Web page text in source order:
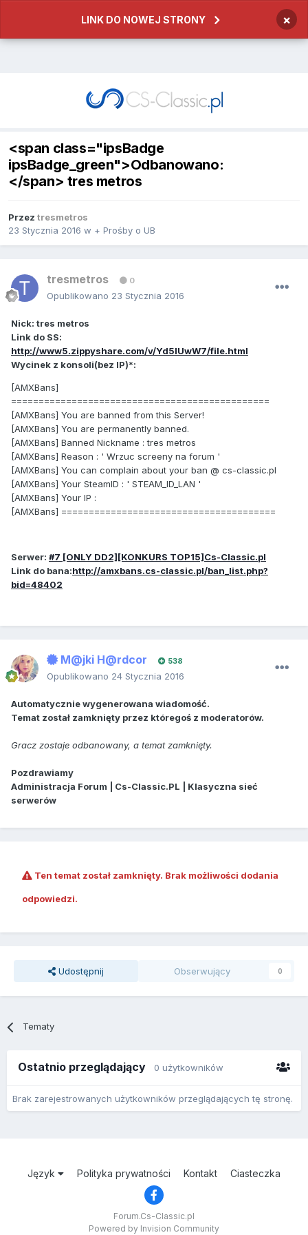
LINK DO NOWEJ STRONY ×
<span class="ipsBadge
ipsBadge_green">Odbanowano:
</span> tres metros
Przez tresmetros
23 Stycznia 2016 w + Prośby o UB
tresmetros 0
Opublikowano 23 Stycznia 2016
Nick: tres metros
Link do SS:
http://www5.zippyshare.com/v/Yd5lUwW7/file.html
Wycinek z konsoli(bez IP)*:
[AMXBans]
===============================================
[AMXBans] You are banned from this Server!
[AMXBans] You are permanently banned.
[AMXBans] Banned Nickname : tres metros
[AMXBans] Reason : ' Wrzuc screeny na forum '
[AMXBans] You can complain about your ban @ cs-classic.pl
[AMXBans] Your SteamID : ' STEAM_ID_LAN '
[AMXBans] Your IP :
[AMXBans] =======================================
Serwer: #7 [ONLY DD2][KONKURS TOP15]Cs-Classic.pl
Link do bana:http://amxbans.cs-classic.pl/ban_list.php?
bid=48402
M@jki H@rdcor 538
Opublikowano 24 Stycznia 2016
Automatycznie wygenerowana wiadomość.
Temat został zamknięty przez któregoś z moderatorów.
Gracz zostaje odbanowany, a temat zamknięty.
Pozdrawiamy
Administracja Forum | Cs-Classic.PL | Klasyczna sieć
serwerów
Ten temat został zamknięty. Brak możliwości dodania
odpowiedzi.
Udostępnij Obserwujący 0
Tematy
Ostatnio przeglądający 0 użytkowników
Brak zarejestrowanych użytkowników przeglądających tę stronę.
Język Polityka prywatności Kontakt Ciasteczka
Forum.Cs-Classic.pl
Powered by Invision Community